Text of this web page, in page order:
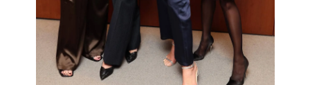
Video